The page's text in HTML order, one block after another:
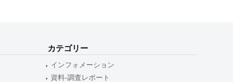
カテゴリー
インフォメーション
資料-調査レポート